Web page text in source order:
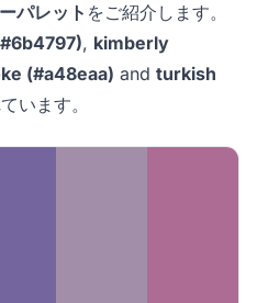
パレット をご紹介します。
, kimberly
(#a48eaa) and turkish
います。